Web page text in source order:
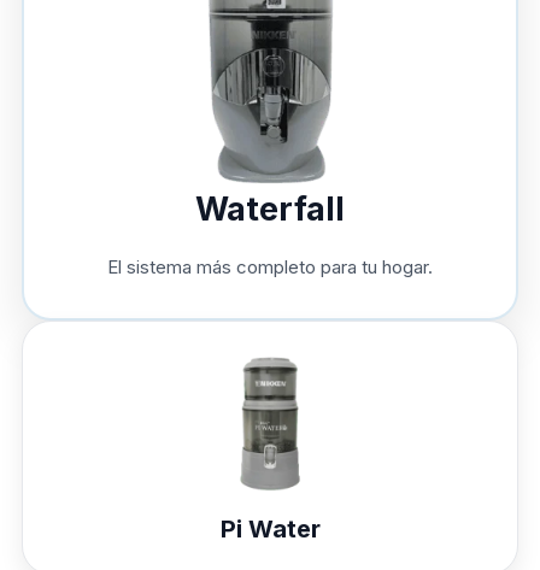
Waterfall
El sistema más completo para tu hogar.
Pi Water